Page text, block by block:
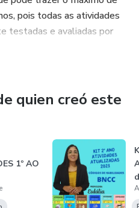
pois todas as atividades
testadas e avaliadas por
quien creó este
1º AO